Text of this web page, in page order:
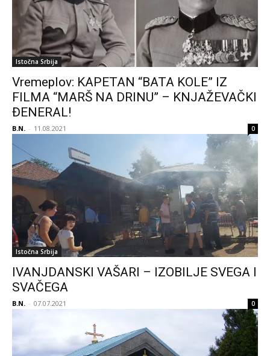
Istočna Srbija
Vremeplov: KAPETAN “BATA KOLE” IZ
FILMA “MARŠ NA DRINU” – KNJAŽEVAČKI
ĐENERAL!
B.N. - 11.08.2021 0
Istočna Srbija
IVANJDANSKI VAŠARI – IZOBILJE SVEGA I
SVAČEGA
B.N. - 07.07.2021 0